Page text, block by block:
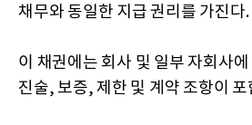
채무와 동일한 지급 권리를 가진다.
이 채권에는 회사 및 일부 자회사
진술, 보증, 제한 및 계약 조항이